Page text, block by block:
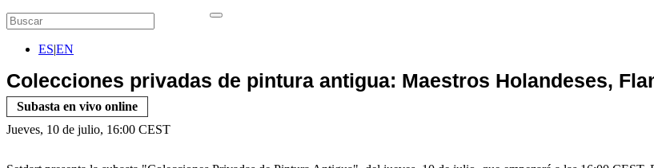
ES|EN
Colecciones privadas de pintura antigua: Maestros Holandeses,
Subasta en vivo online
Jueves, 10 de julio, 16:00 CEST